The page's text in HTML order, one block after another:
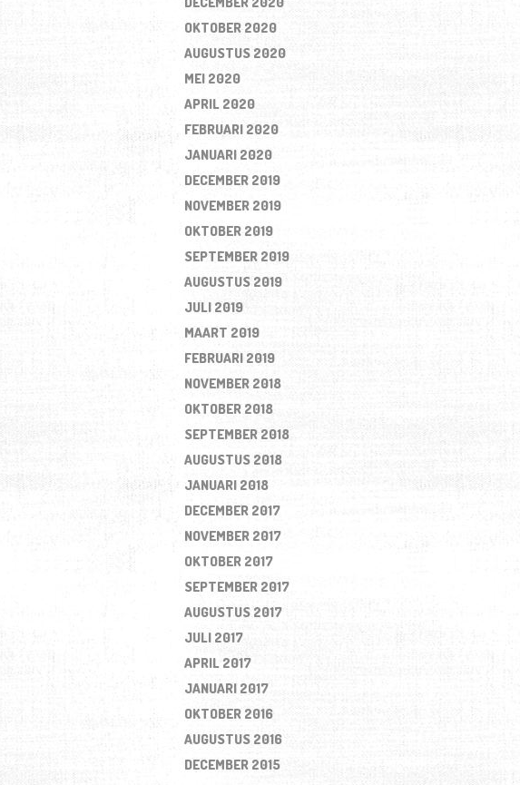
OKTOBER 2020
AUGUSTUS 2020
MEI 2020
APRIL 2020
FEBRUARI 2020
JANUARI 2020
DECEMBER 2019
NOVEMBER 2019
OKTOBER 2019
SEPTEMBER 2019
AUGUSTUS 2019
JULI 2019
MAART 2019
FEBRUARI 2019
NOVEMBER 2018
OKTOBER 2018
SEPTEMBER 2018
AUGUSTUS 2018
JANUARI 2018
DECEMBER 2017
NOVEMBER 2017
OKTOBER 2017
SEPTEMBER 2017
AUGUSTUS 2017
JULI 2017
APRIL 2017
JANUARI 2017
OKTOBER 2016
AUGUSTUS 2016
DECEMBER 2015